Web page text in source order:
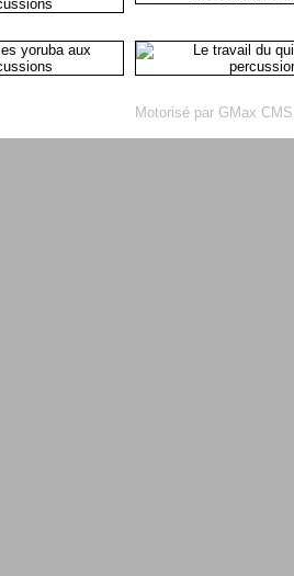
Motorisé par GMax